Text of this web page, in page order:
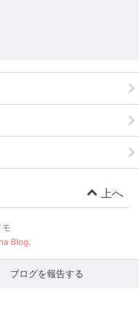
上へ
モ
Blog.
ブログを報告する